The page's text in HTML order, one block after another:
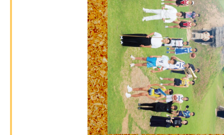
町営牧野（高森）飼料倉庫屋根
競争入札の延期公告について掲
2026年07月28日
イベン
ト
令和8年度いちのへ健康ポイン
イベン